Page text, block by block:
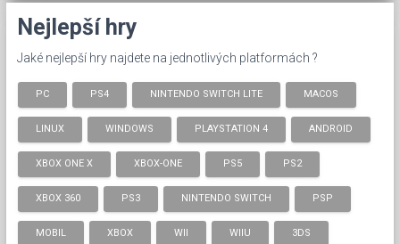
Nejlepší hry
Jaké nejlepší hry najdete na jednotlivých platformách ?
PC PS4 NINTENDO SWITCH LITE MACOS
LINUX WINDOWS PLAYSTATION 4 ANDROID
XBOX ONE X XBOX-ONE PS5 PS2
XBOX 360 PS3 NINTENDO SWITCH PSP
MOBIL XBOX WII WIIU 3DS